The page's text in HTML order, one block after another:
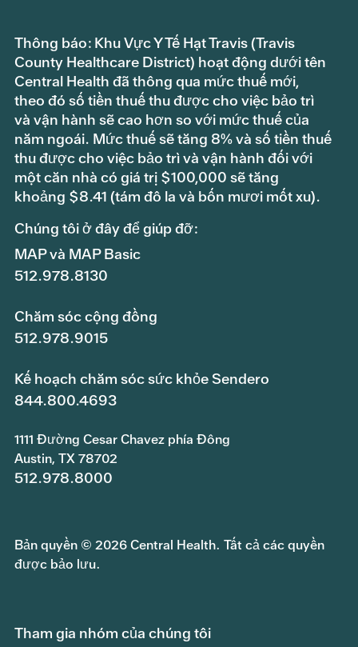
Thông báo: Khu Vực Y Tế Hạt Travis (Travis
County Healthcare District) hoạt động dưới tên
Central Health đã thông qua mức thuế mới,
theo đó số tiền thuế thu được cho việc bảo trì
và vận hành sẽ cao hơn so với mức thuế của
năm ngoái. Mức thuế sẽ tăng 8% và số tiền thuế
thu được cho việc bảo trì và vận hành đối với
một căn nhà có giá trị $100,000 sẽ tăng
khoảng $8.41 (tám đô la và bốn mươi mốt xu).
Chúng tôi ở đây để giúp đỡ:
MAP và MAP Basic
512.978.8130
Chăm sóc cộng đồng
512.978.9015
Kế hoạch chăm sóc sức khỏe Sendero
844.800.4693
1111 Đường Cesar Chavez phía Đông
Austin, TX 78702
512.978.8000
Bản quyền © 2026 Central Health. Tất cả các quyền
được bảo lưu.
Tham gia nhóm của chúng tôi